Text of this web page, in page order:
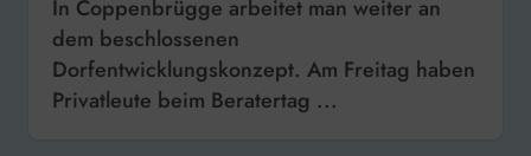
In Coppenbrügge arbeitet man weiter an
dem beschlossenen
Dorfentwicklungskonzept. Am Freitag haben
Privatleute beim Beratertag ...